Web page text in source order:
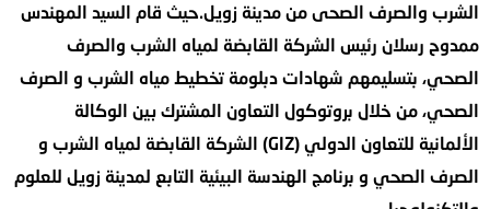
الشرب والصرف الصحى من مدينة زويل.حيث قام السيد المهندس
ممدوح رسلان رئيس الشركة القابضة لمياه الشرب والصرف
الصحي، بتسليمهم شهادات دبلومة تخطيط مياه الشرب و الصرف
الصحي، من خلال بروتوكول التعاون المشترك بين الوكالة
الألمانية للتعاون الدولي (GIZ) الشركة القابضة لمياه الشرب و
الصرف الصحي و برنامج الهندسة البيئية التابع لمدينة زويل للعلوم